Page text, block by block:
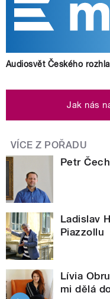
Audiosvět Českého
Jak nás
VÍCE Z POŘADU
Petr
Ladislav
Piazzollu
Lívia
mi dělá